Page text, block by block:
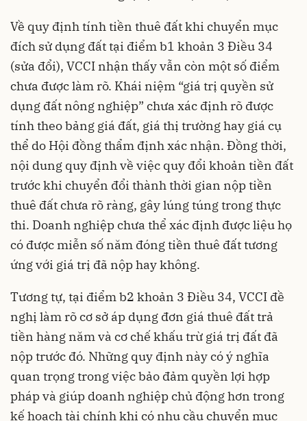
Về quy định tính tiền thuê đất khi chuyển mục
đích sử dụng đất tại điểm b1 khoản 3 Điều 34
(sửa đổi), VCCI nhận thấy vẫn còn một số điểm
chưa được làm rõ. Khái niệm “giá trị quyền sử
dụng đất nông nghiệp” chưa xác định rõ được
tính theo bảng giá đất, giá thị trường hay giá cụ
thể do Hội đồng thẩm định xác nhận. Đồng thời,
nội dung quy định về việc quy đổi khoản tiền đất
trước khi chuyển đổi thành thời gian nộp tiền
thuê đất chưa rõ ràng, gây lúng túng trong thực
thi. Doanh nghiệp chưa thể xác định được liệu họ
có được miễn số năm đóng tiền thuê đất tương
ứng với giá trị đã nộp hay không.
Tương tự, tại điểm b2 khoản 3 Điều 34, VCCI đề
nghị làm rõ cơ sở áp dụng đơn giá thuê đất trả
tiền hàng năm và cơ chế khấu trừ giá trị đất đã
nộp trước đó. Những quy định này có ý nghĩa
quan trọng trong việc bảo đảm quyền lợi hợp
pháp và giúp doanh nghiệp chủ động hơn trong
kế hoạch tài chính khi có nhu cầu chuyển mục